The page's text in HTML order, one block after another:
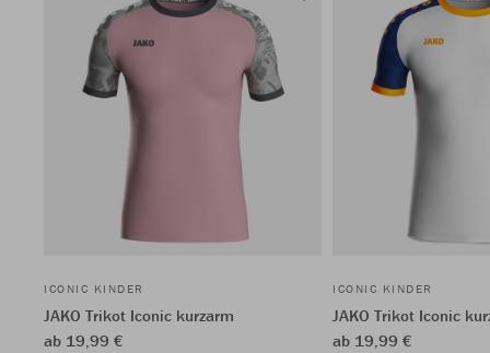
ICONIC KINDER
JAKO Trikot Iconic kurzarm
ab 19,99 €
ICONIC KINDER
JAKO Trikot Iconic
ab 19,99 €